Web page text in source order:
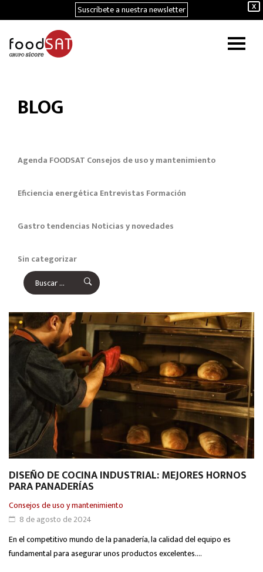
X
Suscríbete a nuestra newsletter
BLOG
Agenda FOODSAT Consejos de uso y mantenimiento
Eficiencia energética Entrevistas Formación
Gastro tendencias Noticias y novedades
Sin categorizar
DISEÑO DE COCINA INDUSTRIAL: MEJORES HORNOS
PARA PANADERÍAS
Consejos de uso y mantenimiento
8 de agosto de 2024
En el competitivo mundo de la panadería, la calidad del equipo es
fundamental para asegurar unos productos excelentes....